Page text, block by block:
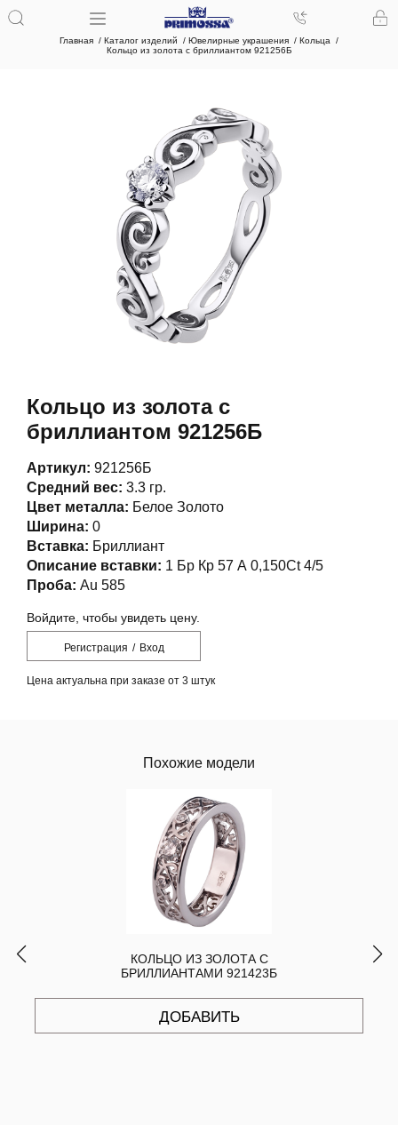
Главная Каталог изделий Ювелирные украшения
Кольца
Кольцо из золота с бриллиантом 921256Б
Кольцо из золота с
бриллиантом 921256Б
Артикул: 921256Б
Средний вес: 3.3 гр.
Цвет металла: Белое Золото
Ширина: 0
Вставка: Бриллиант
Описание вставки: 1 Бр Кр 57 А 0,150Ct 4/5
Проба: Au 585
Войдите, чтобы увидеть цену.
Регистрация / Вход
Цена актуальна при заказе от 3 штук
Похожие модели
КОЛЬЦО ИЗ ЗОЛОТА С
БРИЛЛИАНТАМИ 921423Б
ДОБАВИТЬ